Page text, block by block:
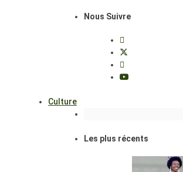
Nous Suivre
Culture
Les plus récents